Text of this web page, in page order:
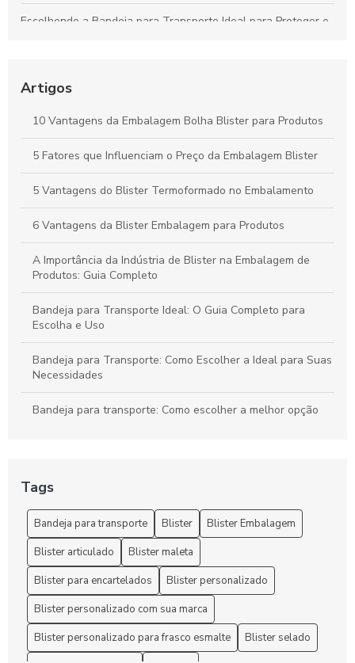
Escolhendo a Bandeja para Transporte Ideal para Proteger e
Minimizar Desperdícios
Blisters Articulados: Funcionalidade, Benefícios e Principais
Aplicações
Bandejas para Transporte: Como Escolher a Opção Ideal para
Suas Necessidades
Artigos
10 Vantagens da Embalagem Bolha Blister para Produtos
5 Fatores que Influenciam o Preço da Embalagem Blister
5 Vantagens do Blister Termoformado no Embalamento
6 Vantagens da Blister Embalagem para Produtos
A Importância da Indústria de Blister na Embalagem de
Produtos: Guia Completo
Bandeja para Transporte Ideal: O Guia Completo para
Escolha e Uso
Bandeja para Transporte: Como Escolher a Ideal para Suas
Necessidades
Bandeja para transporte: Como escolher a melhor opção
Bandejas para Transporte: Como Escolher a Opção Ideal
para Suas Necessidades
Bandejas para Transporte: Guia Completo para Escolher
com Segurança e Eficiência
Benefícios da Embalagem Blister e Dicas para Selecionar a
Opção Ideal para Seus Produtos
Benefícios da Embalagem Blister para Otimizar a Produção
Tags
Bandeja para transporte Blister
Blister Embalagem
Blister articulado
Blister maleta
Blister para encartelados
Blister personalizado
Blister personalizado com sua marca
Blister personalizado para frasco esmalte
Blister selado